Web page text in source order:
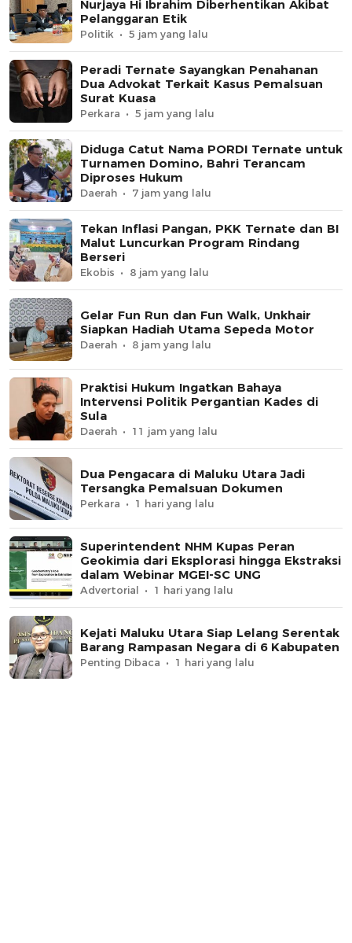
Nurjaya Hi Ibrahim Diberhentikan Akibat
Pelanggaran Etik
Politik 5 jam yang lalu
Peradi Ternate Sayangkan Penahanan
Dua Advokat Terkait Kasus Pemalsuan
Surat Kuasa
Perkara 5 jam yang lalu
Diduga Catut Nama PORDI Ternate untuk
Turnamen Domino, Bahri Terancam
Diproses Hukum
Daerah 7 jam yang lalu
Tekan Inflasi Pangan, PKK Ternate dan BI
Malut Luncurkan Program Rindang
Berseri
Ekobis 8 jam yang lalu
Gelar Fun Run dan Fun Walk, Unkhair
Siapkan Hadiah Utama Sepeda Motor
Daerah 8 jam yang lalu
Praktisi Hukum Ingatkan Bahaya
Intervensi Politik Pergantian Kades di
Sula
Daerah 11 jam yang lalu
Dua Pengacara di Maluku Utara Jadi
Tersangka Pemalsuan Dokumen
Perkara 1 hari yang lalu
Superintendent NHM Kupas Peran
Geokimia dari Eksplorasi hingga Ekstraksi
dalam Webinar MGEI-SC UNG
Advertorial 1 hari yang lalu
Kejati Maluku Utara Siap Lelang Serentak
Barang Rampasan Negara di 6 Kabupaten
Penting Dibaca 1 hari yang lalu